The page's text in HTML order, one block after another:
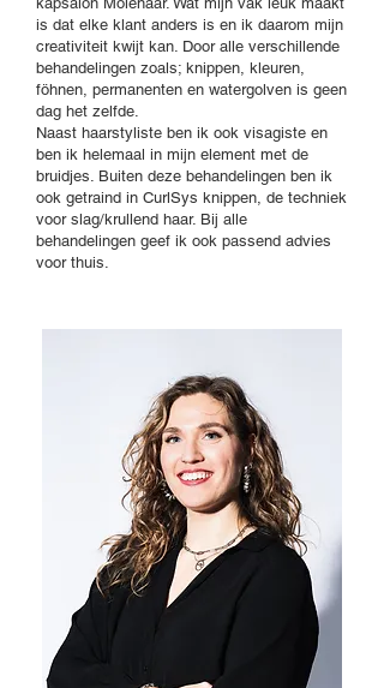
is dat elke klant anders is en ik daarom mijn
creativiteit kwijt kan. Door alle verschillende
behandelingen zoals; knippen, kleuren,
föhnen, permanenten en watergolven is geen
dag het zelfde.
Naast haarstyliste ben ik ook visagiste en
ben ik helemaal in mijn element met de
bruidjes. Buiten deze behandelingen ben ik
ook getraind in CurlSys knippen, de techniek
voor slag/krullend haar. Bij alle
behandelingen geef ik ook passend advies
voor thuis.